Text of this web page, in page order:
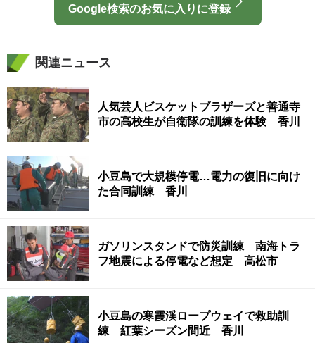
Google検索のお気に入りに登録
関連ニュース
人気芸人ビスケットブラザーズと善通寺
市の高校生が自衛隊の訓練を体験 香川
小豆島で大規模停電…電力の復旧に向け
た合同訓練 香川
ガソリンスタンドで防災訓練 南海トラ
フ地震による停電など想定 高松市
小豆島の寒霞渓ロープウェイで救助訓
練 紅葉シーズン間近 香川